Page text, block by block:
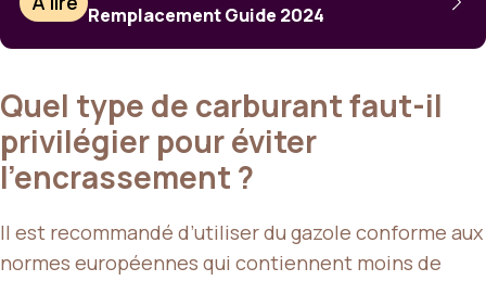
Remplacement Guide 2024
Quel type de carburant faut-il
privilégier pour éviter
l’encrassement ?
Il est recommandé d’utiliser du gazole conforme aux
normes européennes qui contiennent moins de